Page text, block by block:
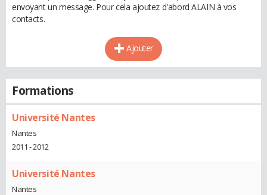
envoyant un message. Pour cela ajoutez d'abord ALAIN à vos
contacts.
Ajouter
Formations
Université Nantes
Nantes
2011 - 2012
Université Nantes
Nantes